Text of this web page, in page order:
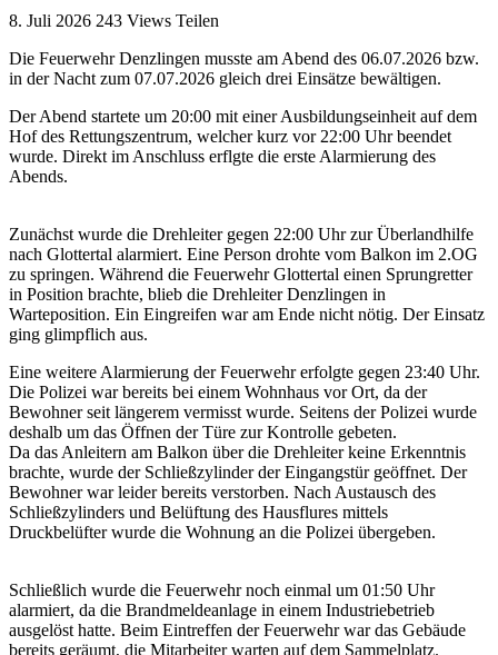
8. Juli 2026 243 Views Teilen
Die Feuerwehr Denzlingen musste am Abend des 06.07.2026 bzw.
in der Nacht zum 07.07.2026 gleich drei Einsätze bewältigen.
Der Abend startete um 20:00 mit einer Ausbildungseinheit auf dem
Hof des Rettungszentrum, welcher kurz vor 22:00 Uhr beendet
wurde. Direkt im Anschluss erflgte die erste Alarmierung des
Abends.
Zunächst wurde die Drehleiter gegen 22:00 Uhr zur Überlandhilfe
nach Glottertal alarmiert. Eine Person drohte vom Balkon im 2.OG
zu springen. Während die Feuerwehr Glottertal einen Sprungretter
in Position brachte, blieb die Drehleiter Denzlingen in
Warteposition. Ein Eingreifen war am Ende nicht nötig. Der Einsatz
ging glimpflich aus.
Eine weitere Alarmierung der Feuerwehr erfolgte gegen 23:40 Uhr.
Die Polizei war bereits bei einem Wohnhaus vor Ort, da der
Bewohner seit längerem vermisst wurde. Seitens der Polizei wurde
deshalb um das Öffnen der Türe zur Kontrolle gebeten.
Da das Anleitern am Balkon über die Drehleiter keine Erkenntnis
brachte, wurde der Schließzylinder der Eingangstür geöffnet. Der
Bewohner war leider bereits verstorben. Nach Austausch des
Schließzylinders und Belüftung des Hausflures mittels
Druckbelüfter wurde die Wohnung an die Polizei übergeben.
Schließlich wurde die Feuerwehr noch einmal um 01:50 Uhr
alarmiert, da die Brandmeldeanlage in einem Industriebetrieb
ausgelöst hatte. Beim Eintreffen der Feuerwehr war das Gebäude
bereits geräumt, die Mitarbeiter warten auf dem Sammelplatz.